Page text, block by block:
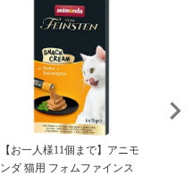
【お一人様11個まで】アニモ
ンダ 猫用 フォムファインス